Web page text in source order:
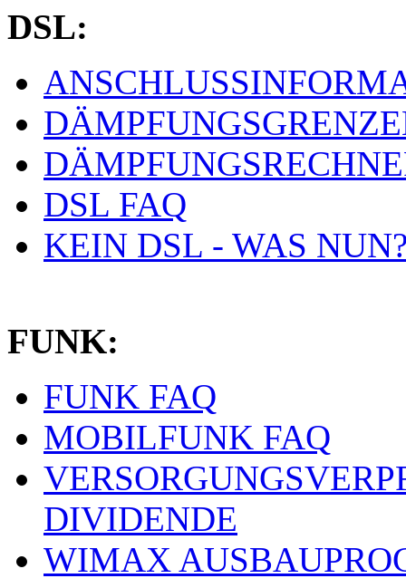
DSL:
DSL FAQ
KEIN DSL - WAS
FUNK:
FUNK FAQ
MOBILFUNK FAQ
DIVIDENDE
WIMAX